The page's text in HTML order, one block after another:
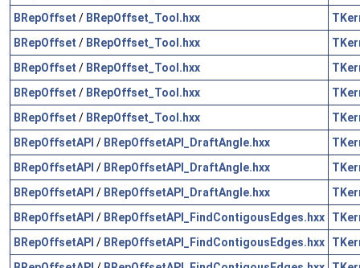
BRepOffset / BRepOffset_Tool.hxx
BRepOffset / BRepOffset_Tool.hxx
BRepOffset / BRepOffset_Tool.hxx
BRepOffset / BRepOffset_Tool.hxx
BRepOffset / BRepOffset_Tool.hxx
BRepOffsetAPI / BRepOffsetAPI_DraftAngle.hxx
BRepOffsetAPI / BRepOffsetAPI_DraftAngle.hxx
BRepOffsetAPI / BRepOffsetAPI_DraftAngle.hxx
BRepOffsetAPI / BRepOffsetAPI_FindContigousEdges.hxx
BRepOffsetAPI / BRepOffsetAPI_FindContigousEdges.hxx